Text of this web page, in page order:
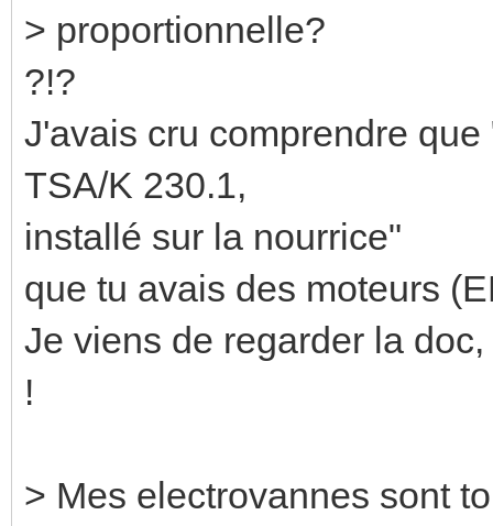
> proportionnelle?
?!?
J'avais cru comprendre
TSA/K 230.1,
installé sur la nourrice"
que tu avais des moteurs
Je viens de regarder la
!
> Mes electrovannes sont